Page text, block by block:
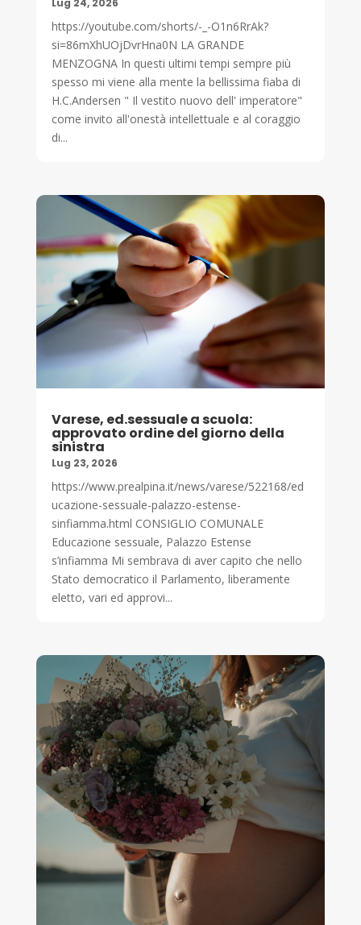
Lug 24, 2026
https://youtube.com/shorts/-_-O1n6RrAk?
si=86mXhUOjDvrHna0N LA GRANDE
MENZOGNA In questi ultimi tempi sempre più
spesso mi viene alla mente la bellissima fiaba di
H.C.Andersen " Il vestito nuovo dell' imperatore"
come invito all'onestà intellettuale e al coraggio
di...
Varese, ed.sessuale a scuola:
approvato ordine del giorno della
sinistra
Lug 23, 2026
https://www.prealpina.it/news/varese/522168/ed
ucazione-sessuale-palazzo-estense-
sinfiamma.html CONSIGLIO COMUNALE
Educazione sessuale, Palazzo Estense
s’infiamma Mi sembrava di aver capito che nello
Stato democratico il Parlamento, liberamente
eletto, vari ed approvi...